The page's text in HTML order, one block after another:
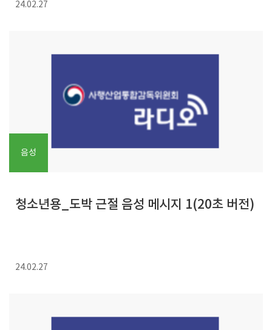
24.02.27
음성
청소년용_도박 근절 음성 메시지 1(20초 버전)
24.02.27